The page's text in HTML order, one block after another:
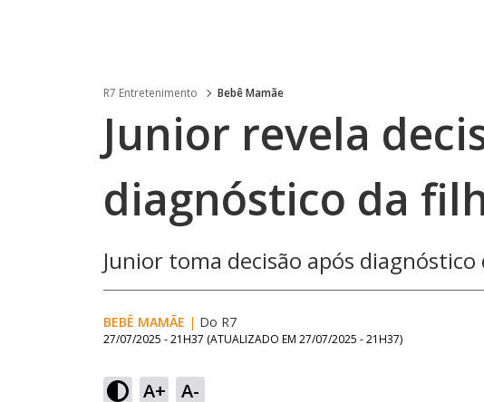
R7 Entretenimento Bebê Mamãe
Junior revela
diagnóstico da
Junior toma decisão após diagnóstico
BEBÊ MAMÃE | Do R7
27/07/2025 - 21H37 (ATUALIZADO EM 27/07/2025 - 21H37)
A+ A-